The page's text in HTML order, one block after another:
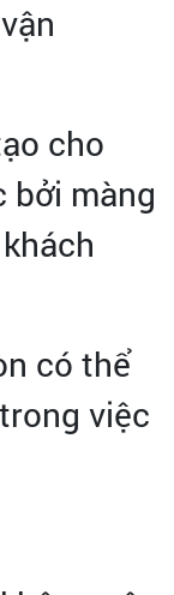
cho
bởi màng
có thể
việc